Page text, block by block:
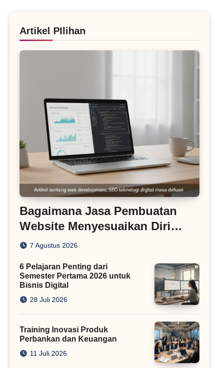
Artikel PIlihan
Bagaimana Jasa Pembuatan
Website Menyesuaikan Diri
dengan Algoritma SEO Masa
7 Agustus 2026
6 Pelajaran Penting dari
Semester Pertama 2026 untuk
Bisnis Digital
28 Juli 2026
Training Inovasi Produk
Perbankan dan Keuangan
11 Juli 2026